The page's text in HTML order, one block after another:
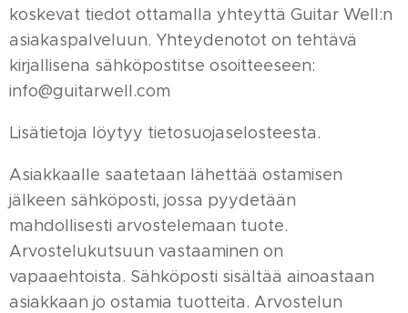
koskevat tiedot ottamalla yhteyttä Guitar Well:n
asiakaspalveluun. Yhteydenotot on tehtävä
kirjallisena sähköpostitse osoitteeseen:
info@guitarwell.com
Lisätietoja löytyy tietosuojaselosteesta.
Asiakkaalle saatetaan lähettää ostamisen
jälkeen sähköposti, jossa pyydetään
mahdollisesti arvostelemaan tuote.
Arvostelukutsuun vastaaminen on
vapaaehtoista. Sähköposti sisältää ainoastaan
asiakkaan jo ostamia tuotteita. Arvostelun